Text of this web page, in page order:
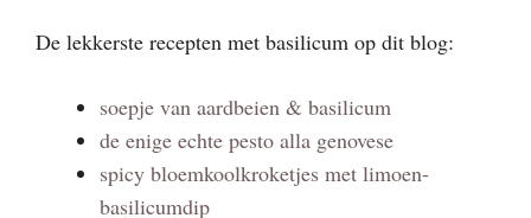
De lekkerste recepten met basilicum op dit blog:
soepje van aardbeien & basilicum
de enige echte pesto alla genovese
spicy bloemkoolkroketjes met limoen-
basilicumdip